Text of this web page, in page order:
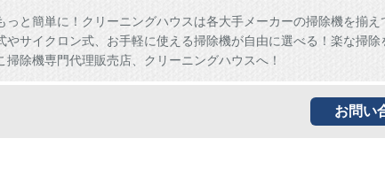
っと簡単に！クリーニングハウスは各大手メーカーの掃除機を揃え
やサイクロン式、お手軽に使える掃除機が自由に選べる！楽な掃除
掃除機専門代理販売店、クリーニングハウスへ！
お問い